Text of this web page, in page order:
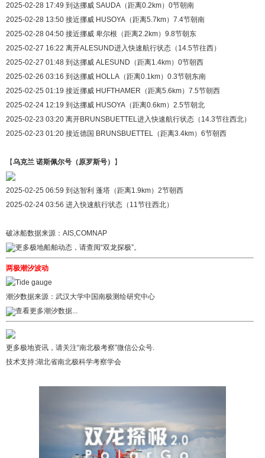
2025-02-28 17:49 到达挪威 SAUDA（距离0.2km）0节朝南
2025-02-28 13:50 接近挪威 HUSOYA（距离5.7km）7.4节朝南
2025-02-28 04:50 接近挪威 卑尔根（距离2.2km）9.8节朝东
2025-02-27 16:22 离开ALESUND进入快速航行状态（14.5节往西）
2025-02-27 01:48 到达挪威 ALESUND（距离1.4km）0节朝西
2025-02-26 03:16 到达挪威 HOLLA（距离0.1km）0.3节朝东南
2025-02-25 01:19 接近挪威 HUFTHAMER（距离5.6km）7.5节朝西
2025-02-24 12:19 到达挪威 HUSOYA（距离0.6km）2.5节朝北
2025-02-23 03:20 离开BRUNSBUETTEL进入快速航行状态（14.3节往西北）
2025-02-23 01:20 接近德国 BRUNSBUETTEL（距离3.4km）6节朝西
【乌克兰 诺斯佩尔号（原罗斯号） 】
2025-02-25 06:59 到达智利 蓬塔（距离1.9km）2节朝西
2025-02-24 03:56 进入快速航行状态（11节往西北）
破冰船数据来源：AIS,COMNAP
更多极地船舶动态，请查阅“双龙探极”。
两极潮汐波动
潮汐数据来源： 武汉大学中国南极测绘研究中心
查看更多潮汐数据...
更多极地资讯，请关注“南北极考察”微信公众号.
技术支持:湖北省南北极科学考察学会